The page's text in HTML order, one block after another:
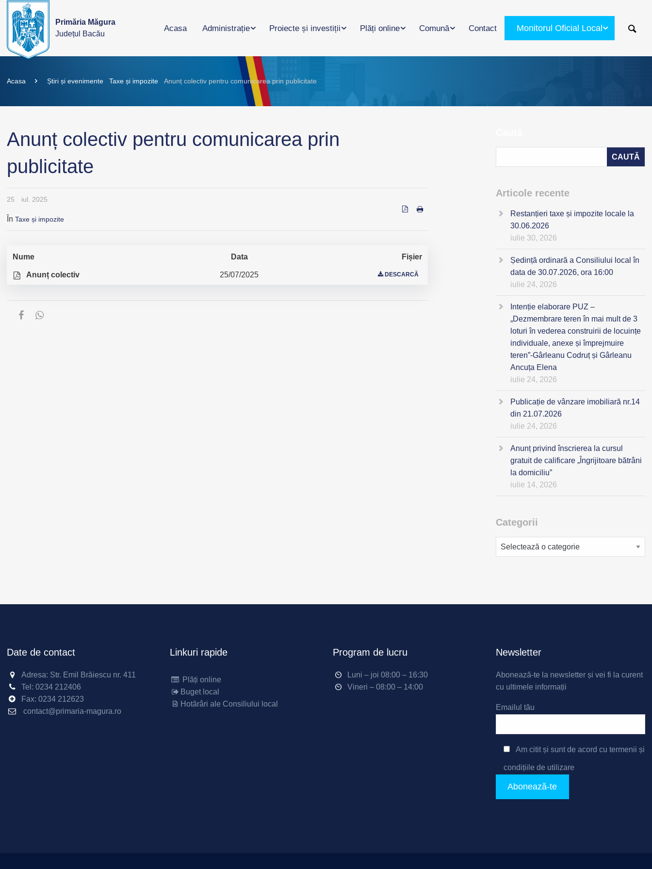
Primăria Măgura
Județul Bacău
Acasa Administrație Proiecte și investiții Plăți online Comună Contact Monitorul Oficial Local
Acasa Știri și evenimente Taxe și impozite Anunț colectiv pentru comunicarea prin publicitate
Anunț colectiv pentru comunicarea prin
publicitate
25 iul. 2025
În Taxe și impozite
Nume Data Fișier
Anunț colectiv 25/07/2025 DESCARCĂ
Articole recente
Restanțieri taxe și impozite locale la
30.06.2026
iulie 30, 2026
Ședință ordinară a Consiliului local în
data de 30.07.2026, ora 16:00
iulie 24, 2026
Intenție elaborare PUZ –
„Dezmembrare teren în mai mult de 3
loturi în vederea construirii de locuințe
individuale, anexe și împrejmuire
teren”-Gârleanu Codruț și Gârleanu
Ancuța Elena
iulie 24, 2026
Publicație de vânzare imobiliară nr.14
din 21.07.2026
iulie 24, 2026
Anunț privind înscrierea la cursul
gratuit de calificare „Îngrijitoare bătrâni
la domiciliu”
iulie 14, 2026
Categorii
Categorii
Date de contact
Adresa: Str. Emil Brăiescu nr. 411
Tel: 0234 212406
Fax: 0234 212623
contact@primaria-magura.ro
Linkuri rapide
Plăți online
Buget local
Hotărâri ale Consiliului local
Program de lucru
Luni – joi 08:00 – 16:30
Vineri – 08:00 – 14:00
Newsletter
Abonează-te la newsletter și vei fi la curent
cu ultimele informații
Emailul tău
Am citit și sunt de acord cu termenii și
condițiile de utilizare